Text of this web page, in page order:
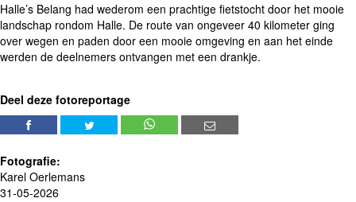
Halle’s Belang had wederom een prachtige fietstocht door het mooie
landschap rondom Halle. De route van ongeveer 40 kilometer ging
over wegen en paden door een mooie omgeving en aan het einde
werden de deelnemers ontvangen met een drankje.
Deel deze fotoreportage
Fotografie:
Karel Oerlemans
31-05-2026